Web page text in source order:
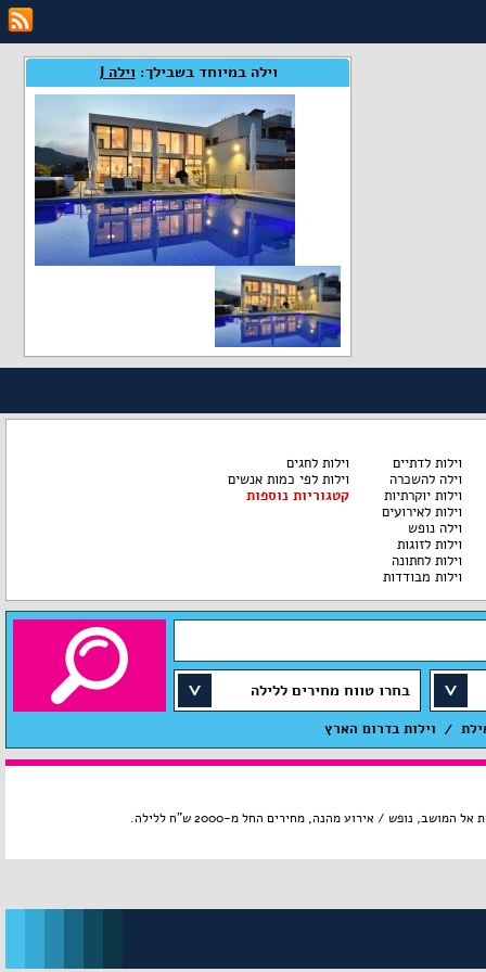
וילה במיוחד בשבילך: וילה J
וילות לדתיים
וילה להשכרה
וילות יוקרתיות
וילות לאירועים
וילה נופש
וילות לזוגות
וילות לחתונה
וילות מבודדות
וילות לחגים
וילות לפי כמות אנשים
קטגוריות נוספות
בחרו טווח מחירים ללילה
וילות בדרום הארץ
נופש / אירוע מהנה, מחירים החל מ-2000 ש"ח ללילה.